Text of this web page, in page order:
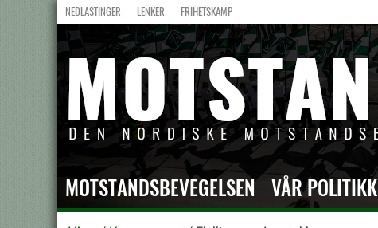
NEDLASTINGER LENKER FRIHETSKAMP
MOTSTANDSBEVEGELSEN VÅR POLITIKK